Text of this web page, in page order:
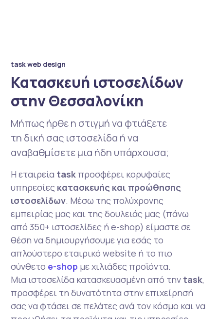
task web design
Κατασκευή ιστοσελίδων
στην Θεσσαλονίκη
Μήπως ήρθε η στιγμή να φτιάξετε
τη δική σας ιστοσελίδα ή να
αναβαθμίσετε μια ήδη υπάρχουσα;
Η εταιρεία task προσφέρει κορυφαίες
υπηρεσίες κατασκευής και προώθησης
ιστοσελίδων. Μέσω της πολύχρονης
εμπειρίας μας και της δουλειάς μας (πάνω
από 350+ ιστοσελίδες ή e-shop) είμαστε σε
θέση να δημιουργήσουμε για εσάς το
απλούστερο εταιρικό website ή το πιο
σύνθετο e-shop με χιλιάδες προϊόντα.
Μια ιστοσελίδα κατασκευασμένη από την task,
προσφέρει τη δυνατότητα στην επιχείρησή
σας να φτάσει σε πελάτες ανά τον κόσμο και να